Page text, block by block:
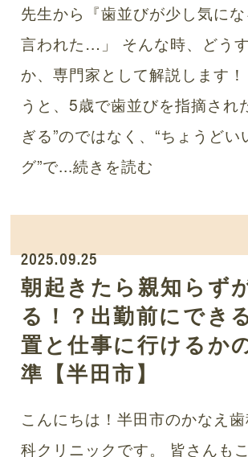
先生から『歯並びが少し気にな
言われた…」 そんな時、どう
か、専門家として解説します
うと、5歳で歯並びを指摘され
ぎる”のではなく、“ちょうどい
グ”で...続きを読む
2025.09.25
朝起きたら親知らず
る！？出勤前にでき
置と仕事に行けるか
準【半田市】
こんにちは！半田市のかなえ
科クリニックです。 皆さんも